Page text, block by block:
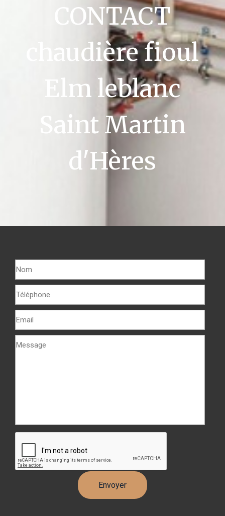
CONTACT
chaudière fioul
Elm leblanc
Saint Martin
d'Hères